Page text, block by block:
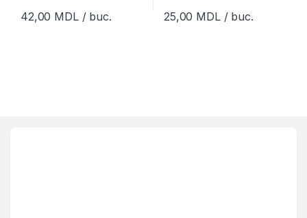
42,00 MDL/ buc. 25,00 MDL/ buc.